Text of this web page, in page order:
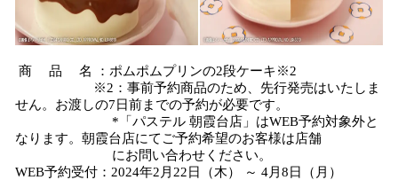
商 品 名 ：ポムポムプリンの2段ケーキ※2
※2：事前予約商品のため、先行発売はいたしま
せん。お渡しの7日前までの予約が必要です。
*「パステル 朝霞台店」はWEB予約対象外と
なります。朝霞台店にてご予約希望のお客様は店舗
にお問い合わせください。
WEB予約受付：2024年2月22日（木） ～ 4月8日（月）